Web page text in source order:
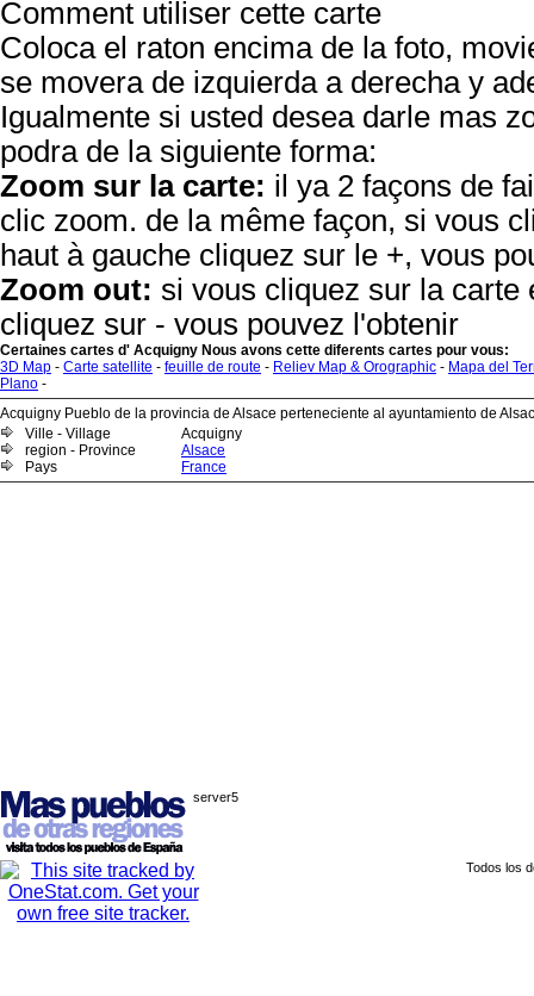
Comment utiliser cette carte
Coloca el raton encima de la foto,
se movera de izquierda a derecha y
Igualmente si usted desea darle mas
podra de la siguiente forma:
Zoom sur la carte: il ya 2 façons de
clic zoom. de la même façon, si vous
haut à gauche cliquez sur le +, vous
Zoom out: si vous cliquez sur la carte
cliquez sur - vous pouvez l'obtenir
Certaines cartes d' Acquigny Nous avons cette diferents cartes pour vous:
3D Map - Carte satellite - feuille de route - Reliev Map & Orographic - Mapa del
Plano -
Acquigny Pueblo de la provincia de Alsace perteneciente al ayuntamiento de
Ville - Village
Acquigny
region - Province
Alsace
Pays
France
server5
Todos los